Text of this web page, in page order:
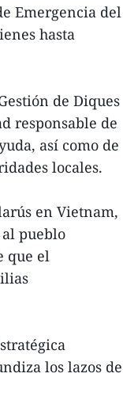
Emergencia del
hasta
de Diques
responsable de
así como de
locales.
en Vietnam,
al pueblo
que el
los lazos de